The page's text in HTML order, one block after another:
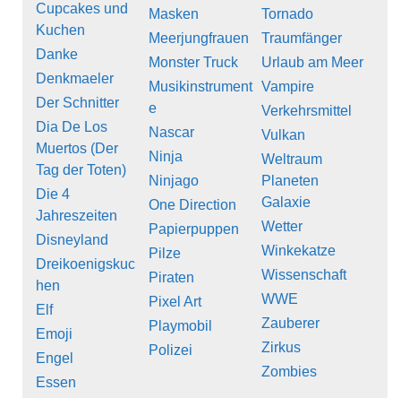
Cupcakes und
Kuchen
Danke
Denkmaeler
Der Schnitter
Dia De Los
Muertos (Der
Tag der Toten)
Die 4
Jahreszeiten
Disneyland
Dreikoenigskuc
hen
Elf
Emoji
Engel
Essen
Masken
Meerjungfrauen
Monster Truck
Musikinstrument
e
Nascar
Ninja
Ninjago
One Direction
Papierpuppen
Pilze
Piraten
Pixel Art
Playmobil
Polizei
Tornado
Traumfänger
Urlaub am Meer
Vampire
Verkehrsmittel
Vulkan
Weltraum
Planeten
Galaxie
Wetter
Winkekatze
Wissenschaft
WWE
Zauberer
Zirkus
Zombies